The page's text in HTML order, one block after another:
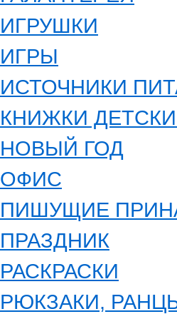
ИГРУШКИ
ИГРЫ
ИСТОЧНИКИ
КНИЖКИ
НОВЫЙ ГОД
ОФИС
ПИШУЩИЕ
ПРАЗДНИК
РАСКРАСКИ
РЮКЗАКИ,